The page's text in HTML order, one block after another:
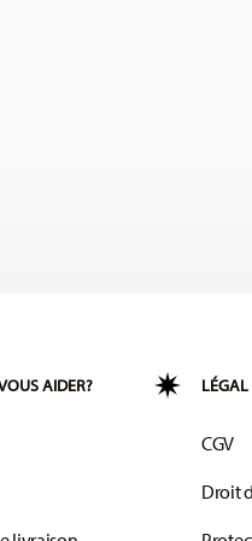
AIDER?
CGV
Droit